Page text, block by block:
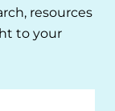
resources
to your